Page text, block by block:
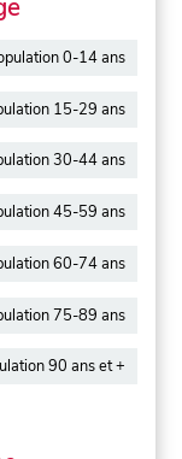
0-14 ans
15-29 ans
30-44 ans
45-59 ans
60-74 ans
75-89 ans
90 ans et +